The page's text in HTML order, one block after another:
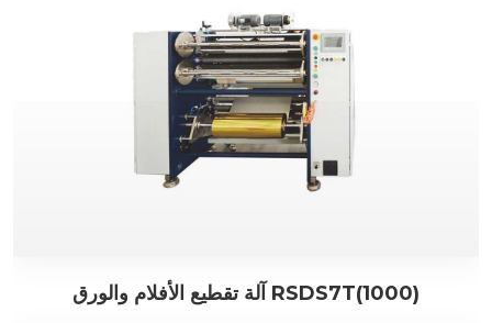
آلة تقطيع الأفلام والورق RSDS7T(1000)